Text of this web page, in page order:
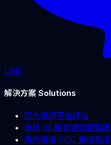
LINE
解決方案 Solutions
四大視訊平台評估
全棟 16 種會議空間藍圖
預約現場 POC 實機驗證